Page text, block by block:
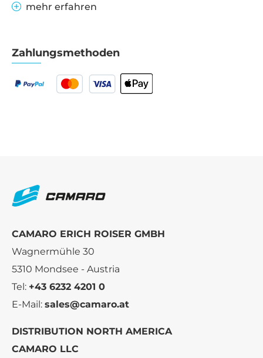
mehr erfahren
Zahlungsmethoden
CAMARO ERICH ROISER GMBH
Wagnermühle 30
5310 Mondsee - Austria
Tel: +43 6232 4201 0
E-Mail: sales@camaro.at
DISTRIBUTION NORTH AMERICA
CAMARO LLC